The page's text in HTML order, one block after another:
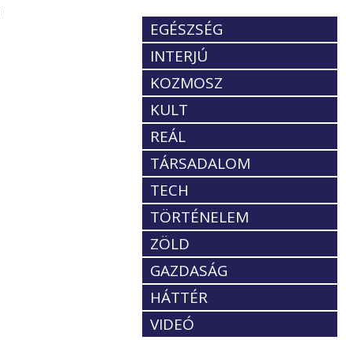
EGÉSZSÉG
INTERJÚ
KOZMOSZ
KULT
REÁL
TÁRSADALOM
TECH
TÖRTÉNELEM
ZÖLD
GAZDASÁG
HÁTTÉR
VIDEÓ